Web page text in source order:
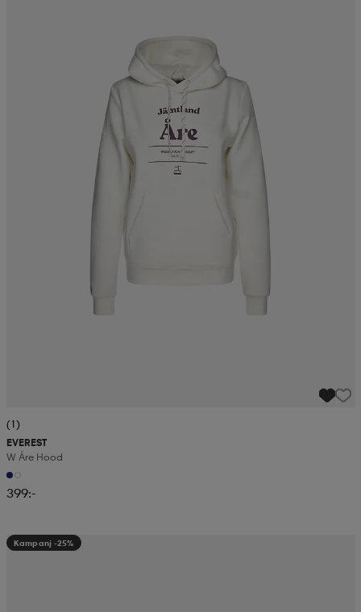
(1)
EVEREST
W Åre Hood
399:-
Kampanj -25%